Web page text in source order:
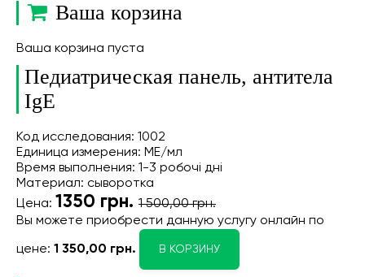
Ваша корзина
Ваша корзина пуста
Педиатрическая панель, антитела
IgE
Код исследования: 1002
Единица измерения: МЕ/мл
Время выполнения: 1-3 робочі дні
Материал: сыворотка
Цена: 1350 грн. 1 500,00 грн.
Вы можете приобрести данную услугу онлайн по
цене: 1 350,00 грн. В КОРЗИНУ